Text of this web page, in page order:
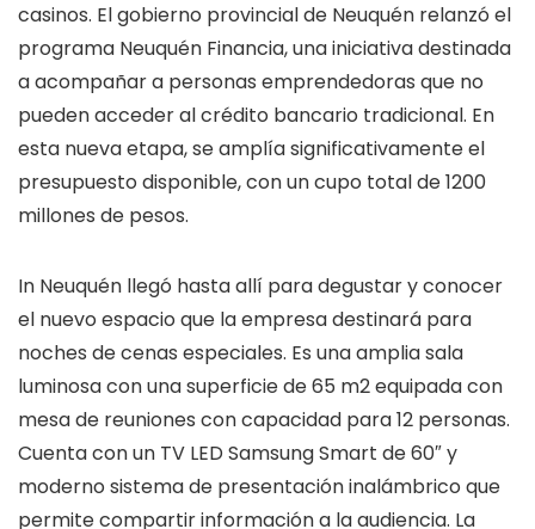
casinos. El gobierno provincial de Neuquén relanzó el
programa Neuquén Financia, una iniciativa destinada
a acompañar a personas emprendedoras que no
pueden acceder al crédito bancario tradicional. En
esta nueva etapa, se amplía significativamente el
presupuesto disponible, con un cupo total de 1200
millones de pesos.
In Neuquén llegó hasta allí para degustar y conocer
el nuevo espacio que la empresa destinará para
noches de cenas especiales. Es una amplia sala
luminosa con una superficie de 65 m2 equipada con
mesa de reuniones con capacidad para 12 personas.
Cuenta con un TV LED Samsung Smart de 60″ y
moderno sistema de presentación inalámbrico que
permite compartir información a la audiencia. La